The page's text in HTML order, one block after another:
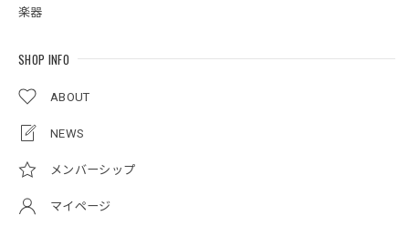
楽器
SHOP INFO
ABOUT
NEWS
メンバーシップ
マイページ